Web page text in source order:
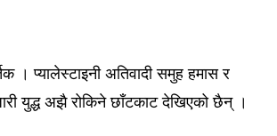
। प्यालेस्टाइनी अतिवादी समुह हमास र
युद्ध अझै रोकिने छाँटकाट देखिएको छैन् ।